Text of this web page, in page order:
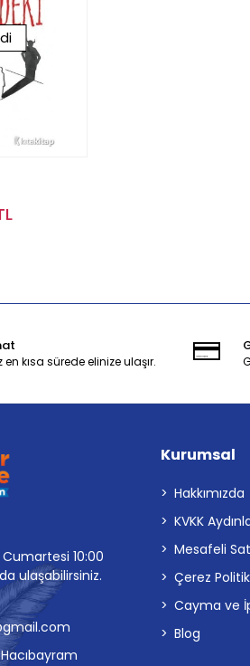
kısa sürede elinize ulaşır.
10:00
ulaşabilirsiniz.
Kurumsal
Hakkımızda
KVKK
Mesafeli
Çerez
Cayma ve
Blog